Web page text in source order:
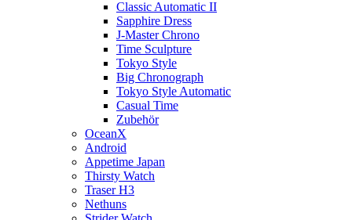
Classic Automatic II
Sapphire Dress
J-Master Chrono
Time Sculpture
Tokyo Style
Big Chronograph
Tokyo Style Automatic
Casual Time
Zubehör
OceanX
Android
Appetime Japan
Thirsty Watch
Traser H3
Nethuns